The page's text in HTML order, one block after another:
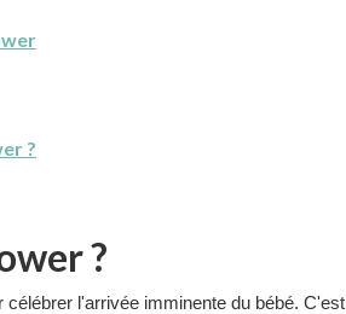
?
?
l'arrivée imminente du bébé.